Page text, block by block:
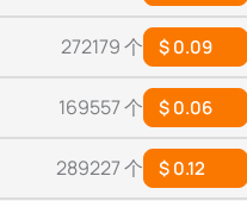
272179 个 $ 0.09
169557 个 $ 0.06
289227 个 $ 0.12